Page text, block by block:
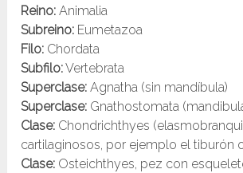
Reino: Animalia
Subreino: Eumetazoa
Filo: Chordata
Subfilo:Vertebrata
Superclase: Agnatha (sin mandíbula)
Superclase: Gnathostomata
Clase: Chondrichthyes
cartilaginosos, por ejemplo el tiburón
Clase: Osteichthyes, pez con